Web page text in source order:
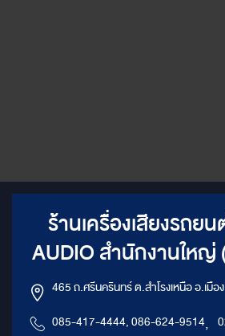
ร้านเครื่องเสียงรถย
AUDIO สำนักงาน
465 ถ.ศรีนครินทร์ ต.สำโรงเหนือ อ.เมื
085-417-4444, 086-624-9514,